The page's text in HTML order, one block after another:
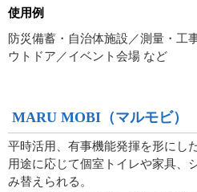
使用例
防災備蓄・自治体施設／測量・工
ウトドア／イベント会場 など
MARU MOBI（マルモビ）
平時活用、有事機能発揮を形にし
用途に応じて個室トイレや家具、
み替えられる。